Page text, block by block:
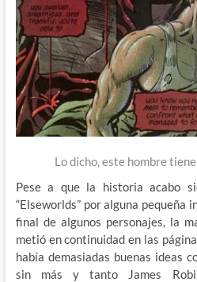
Lo dicho, este hombre
Pese a que la historia acabo
“Elseworlds” por alguna pequeña
final de algunos personajes, la
metió en continuidad en las
había demasiadas buenas ideas
sin más y tanto James